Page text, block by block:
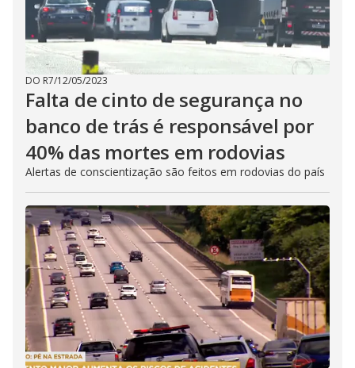
DO R7/12/05/2023
Falta de cinto de segurança no
banco de trás é responsável por
40% das mortes em rodovias
Alertas de conscientização são feitos em rodovias do país